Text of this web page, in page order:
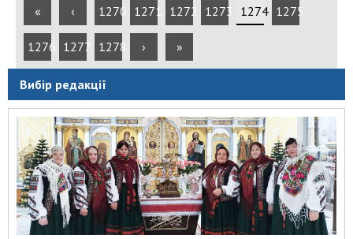
« ‹ 1270 1271 1272 1273 1274 1275
1276 1277 1278 › »
Вибір редакції